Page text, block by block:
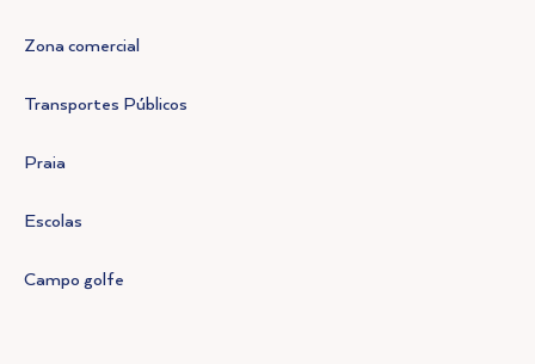
Zona comercial
Transportes Públicos
Praia
Escolas
Campo golfe